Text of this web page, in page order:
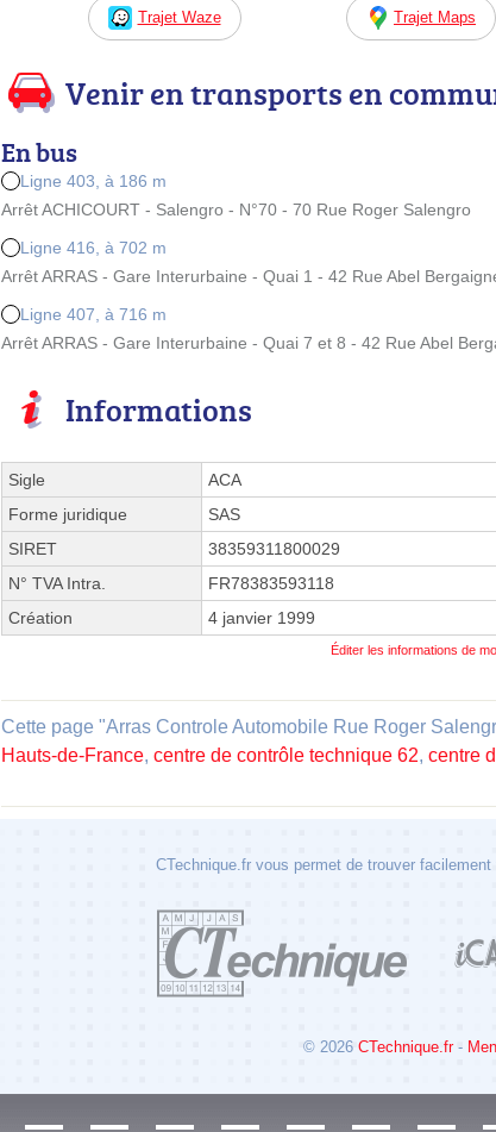
Trajet Waze Trajet Maps
Venir en transports en
En bus
Ligne 403, à 186 m
Arrêt ACHICOURT - Salengro - N°70 - 70 Rue Roger Salengro
Ligne 416, à 702 m
Arrêt ARRAS - Gare Interurbaine - Quai 1 - 42 Rue Abel
Ligne 407, à 716 m
Arrêt ARRAS - Gare Interurbaine - Quai 7 et 8 - 42 Rue Abel
Informations
Sigle
ACA
Forme juridique
SAS
SIRET
38359311800029
N° TVA Intra.
FR78383593118
Création
4 janvier 1999
Éditer les informations de
Cette page "Arras Controle Automobile Rue Roger
Hauts-de-France, centre de contrôle technique 62, centre
CTechnique.fr vous permet de trouver
© 2026 CTechnique.fr -